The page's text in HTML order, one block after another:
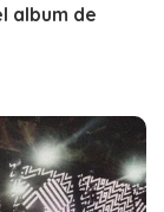
album de